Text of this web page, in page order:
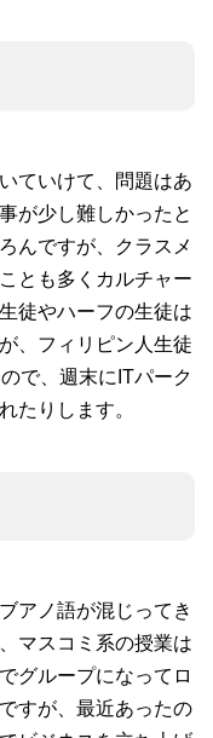
ていけて、問題はあ
が少し難しかったと
んですが、クラスメ
とも多くカルチャー
徒やハーフの生徒は
、フィリピン人生徒
で、週末にITパーク
たりします。
アノ語が混じってき
マスコミ系の授業は
グループになってロ
すが、最近あったの